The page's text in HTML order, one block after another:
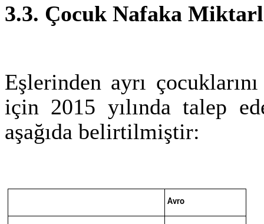
3.3. Çocuk Nafaka
Eşlerinden ayrı
için 2015 yılında talep
aşağıda belirtilmiştir:
Avro